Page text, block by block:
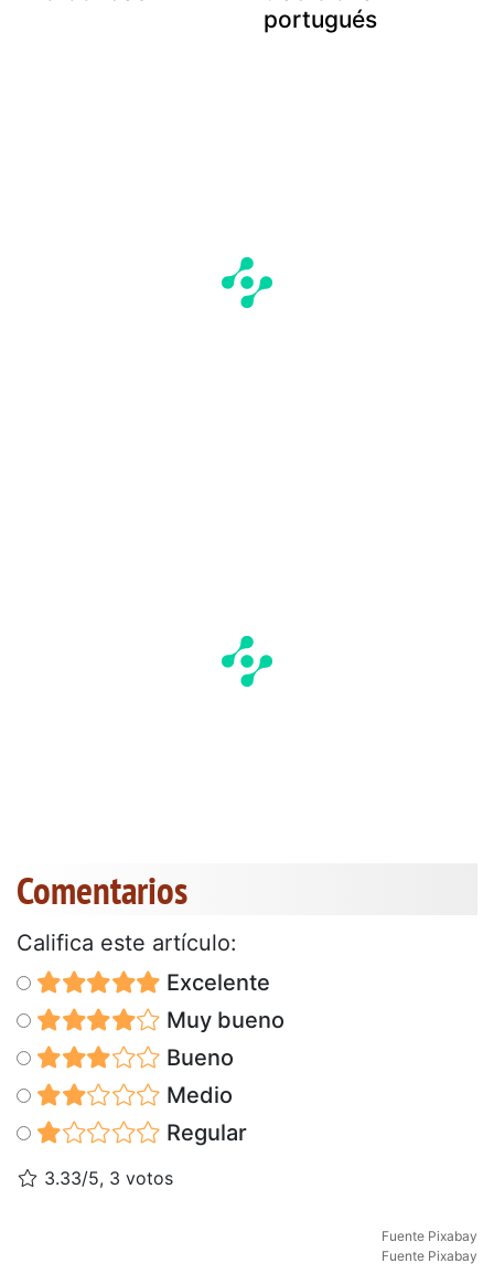
portugués
Comentarios
Califica este artículo:
Excelente
Muy bueno
Bueno
Medio
Regular
3.33/5, 3 votos
Fuente Pixabay
Fuente Pixabay